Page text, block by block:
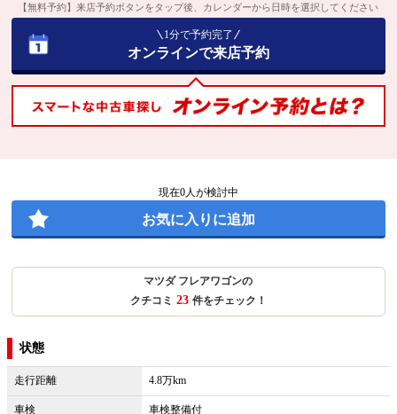
【無料予約】来店予約ボタンをタップ後、カレンダーから日時を選択してください
1分で予約完了
オンラインで来店予約
現在0人が検討中
お気に入りに追加
マツダ フレアワゴンの
クチコミ 23 件をチェック！
状態
走行距離 4.8万km
車検 車検整備付